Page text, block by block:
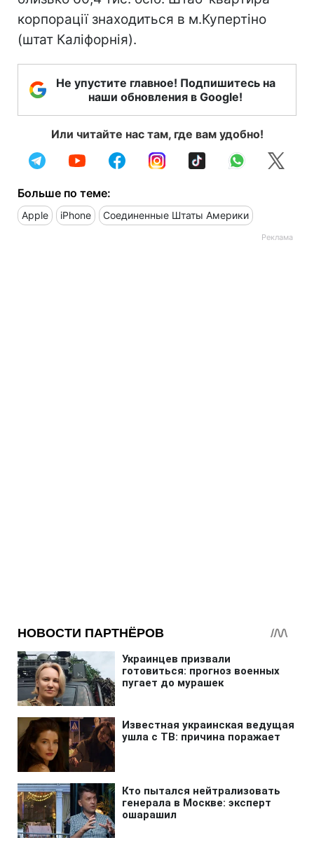
корпорації знаходиться в м.Купертіно
(штат Каліфорнія).
Не упустите главное! Подпишитесь на
наши обновления в Google!
Или читайте нас там, где вам удобно!
Больше по теме:
Apple iPhone Соединенные Штаты Америки